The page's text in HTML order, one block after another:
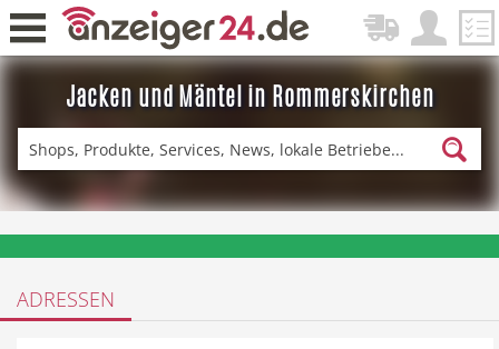
Jacken und Mäntel in Rommerskirchen
Zurück
Fitness & Sport Einkaufen
DE-News News
ADRESSEN